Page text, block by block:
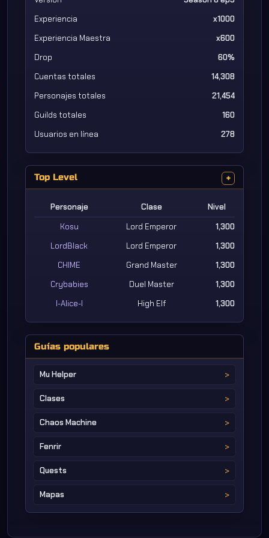
Experiencia
x1000
Experiencia Maestra
x600
Drop
60%
Cuentas totales
14,308
Personajes totales
21,454
Guilds totales
160
Usuarios en línea
278
Top Level +
Personaje Clase
Nivel
Kosu
Lord Emperor
1,300
LordBlack
Lord Emperor
1,300
CHIME
Grand Master
1,300
Crybabies
Duel Master
1,300
l-Alice-l
High Elf 1,300
Guías populares
Mu Helper
Clases
Chaos Machine
Fenrir
Quests
Mapas